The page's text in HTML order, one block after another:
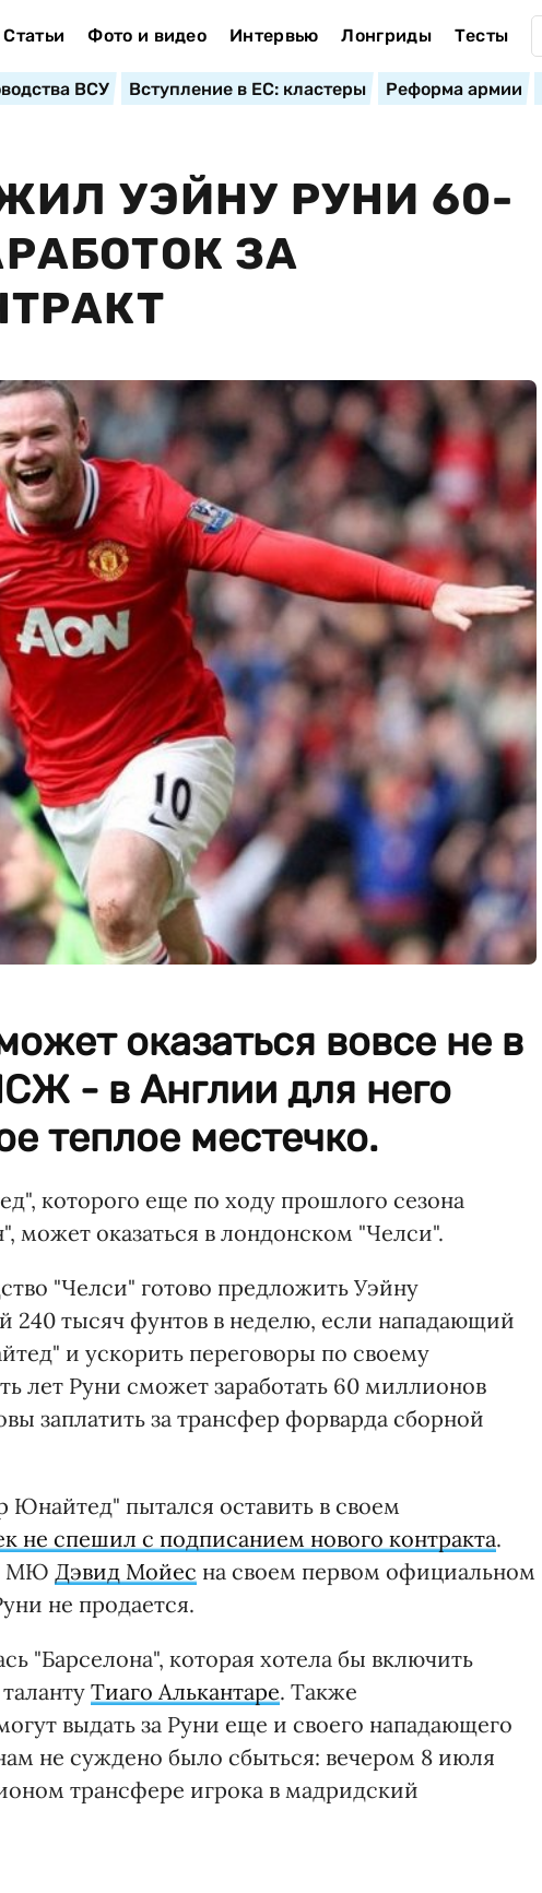
Статьи Фото и видео Интервью Лонгриды Тесты
ВСУ Вступление в ЕС: кластеры Реформа армии
УЭЙНУ РУНИ 60-
ЗА
оказаться вовсе не в
- в Англии для него
теплое местечко.
которого еще по ходу прошлого сезона
оказаться в лондонском "Челси".
"Челси" готово предложить Уэйну
240 тысяч фунтов в неделю, если нападающий
и ускорить переговоры по своему
лет Руни сможет заработать 60 миллионов
заплатить за трансфер форварда сборной
пытался оставить в своем
не спешил с подписанием нового контракта.
МЮ Дэвид Мойес на своем первом официальном
не продается.
"Барселона", которая хотела бы включить
Тиаго Алькантаре. Также
выдать за Руни еще и своего нападающего
не суждено было сбыться: вечером 8 июля
трансфере игрока в мадридский